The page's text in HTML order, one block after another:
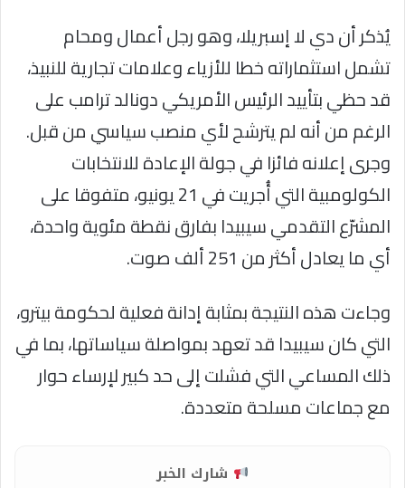
يُذكر أن دي لا إسبريلا، وهو رجل أعمال ومحام
تشمل استثماراته خطا للأزياء وعلامات تجارية للنبيذ،
قد حظي بتأييد الرئيس الأمريكي دونالد ترامب على
الرغم من أنه لم يترشح لأي منصب سياسي من قبل.
وجرى إعلانه فائزا في جولة الإعادة للانتخابات
الكولومبية التي أُجريت في 21 يونيو، متفوقا على
المشرّع التقدمي سيبيدا بفارق نقطة مئوية واحدة،
أي ما يعادل أكثر من 251 ألف صوت.
وجاءت هذه النتيجة بمثابة إدانة فعلية لحكومة بيترو،
التي كان سيبيدا قد تعهد بمواصلة سياساتها، بما في
ذلك المساعي التي فشلت إلى حد كبير لإرساء حوار
مع جماعات مسلحة متعددة.
شارك الخبر